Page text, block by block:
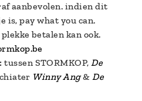
aanbevolen. indien dit
is, pay what you can.
betalen kan ook.
tussen STORMKOP,De
Winny Ang&De